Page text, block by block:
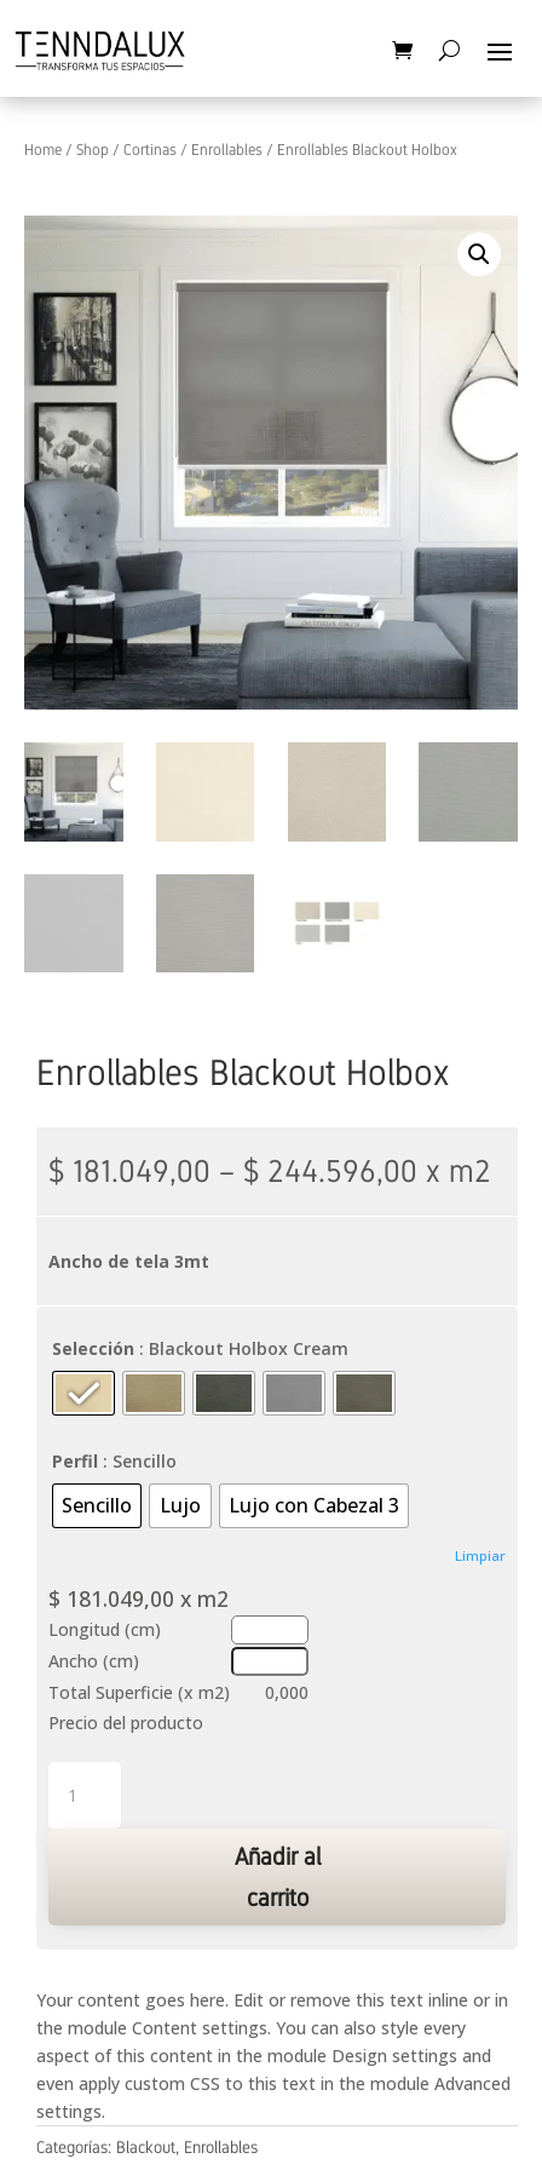
Home / Shop / Cortinas / Enrollables / Enrollables Blackout Holbox
Enrollables Blackout Holbox
$ 181.049,00 – $ 244.596,00 x m2
Ancho de tela 3mt
Selección : Blackout Holbox Cream
Perfil : Sencillo
Sencillo Lujo Lujo con Cabezal 3
Limpiar
$ 181.049,00 x m2
Longitud (cm)
Ancho (cm)
Total Superficie (x m2)
0,000
Precio del producto
Blackout
Añadir al
carrito
Your content goes here. Edit or remove this text inline or in
the module Content settings. You can also style every
aspect of this content in the module Design settings and
even apply custom CSS to this text in the module Advanced
settings.
Categorías: Blackout, Enrollables